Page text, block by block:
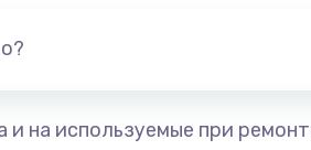
и на используемые при